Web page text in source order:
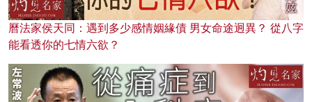
曆法家侯天同：遇到多少感情姻緣債 男女命途迥異？ 從八字
能看透你的七情六欲？